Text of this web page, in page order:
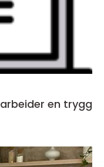
en trygg